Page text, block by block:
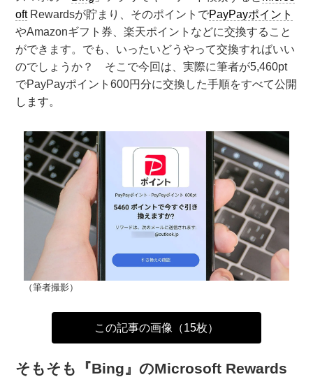
oftRewardsが貯まり、そのポイントでPayPayポイント
やAmazonギフト券、楽天ポイントなどに交換すること
ができます。でも、いったいどうやって交換すればいい
のでしょうか？ そこで今回は、実際に筆者が5,460pt
でPayPayポイント600円分に交換した手順をすべて公開
します。
（筆者撮影）
この記事の画像（15枚）
そもそも『Bing』のMicrosoft Rewards